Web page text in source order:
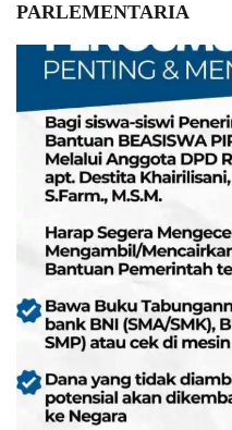
PARLEMENTARIA